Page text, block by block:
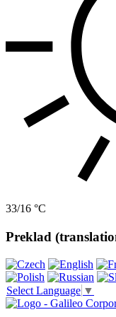
33/16 °C
Preklad
Select Language ▼